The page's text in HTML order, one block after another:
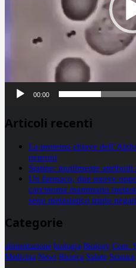
00:00
Articoli recenti
La proteina chiave
neuroni
Statine: inutilmente
Un farmaco, due nuove
carcinoma mammario
seno metastatico triplo
Categorie
alimentazione biologia Biology Com.
Medicina News Ricerca Salute Science